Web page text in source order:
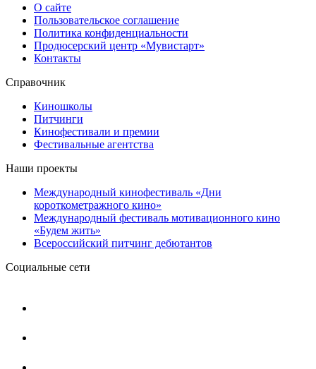
О сайте
Пользовательское соглашение
Политика конфиденциальности
Продюсерский центр «Мувистарт»
Контакты
Справочник
Киношколы
Питчинги
Кинофестивали и премии
Фестивальные агентства
Наши проекты
Международный кинофестиваль «Дни
короткометражного кино»
Международный фестиваль мотивационного кино
«Будем жить»
Всероссийский питчинг дебютантов
Социальные сети